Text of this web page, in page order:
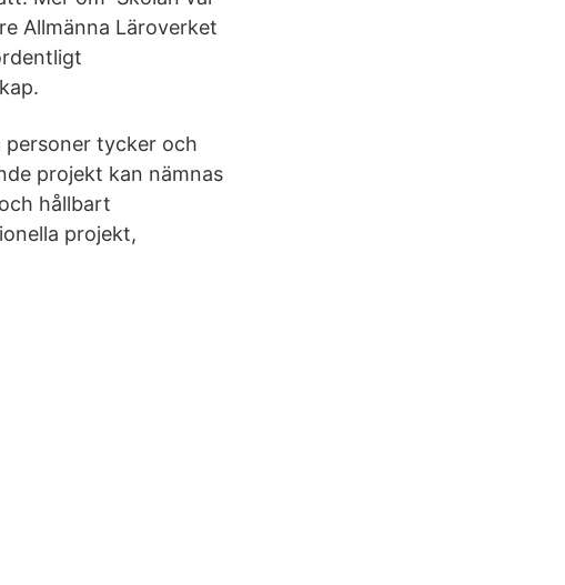
Allmänna Läroverket
personer tycker och
projekt kan nämnas
hållbart
projekt,